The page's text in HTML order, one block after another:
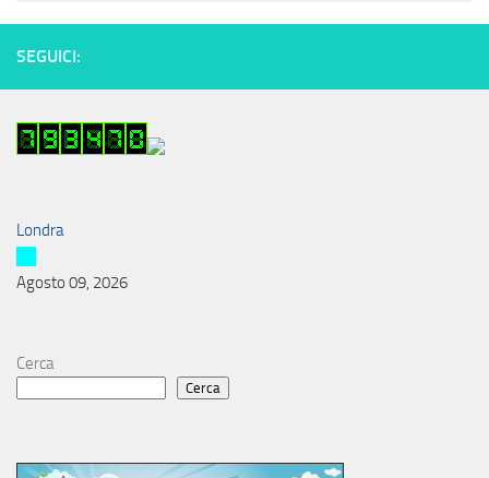
SEGUICI:
Londra
Agosto 09, 2026
Cerca
Cerca